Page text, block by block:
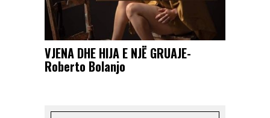
VJENA DHE HIJA E NJË GRUAJE-
Roberto Bolanjo